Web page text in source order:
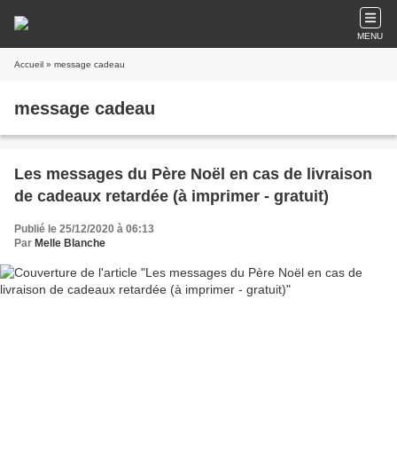
MENU
Accueil » message cadeau
message cadeau
Les messages du Père Noël en cas de livraison
de cadeaux retardée (à imprimer - gratuit)
Publié le 25/12/2020 à 06:13
Par Melle Blanche